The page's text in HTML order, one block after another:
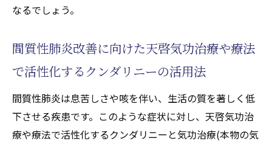
なるでしょう。
間質性肺炎改善に向けた天啓気功治療や療法
で活性化するクンダリニーの活用法
間質性肺炎は息苦しさや咳を伴い、生活の質を著しく低
下させる疾患です。このような症状に対し、天啓気功治
療や療法で活性化するクンダリニーと気功治療(本物の気